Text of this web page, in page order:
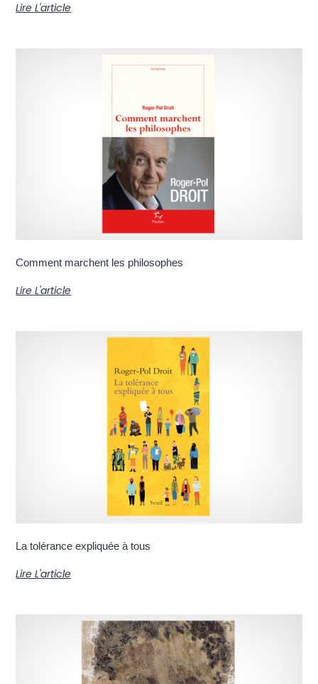
Lire L'article
Comment marchent les philosophes
Lire L'article
La tolérance expliquée à tous
Lire L'article